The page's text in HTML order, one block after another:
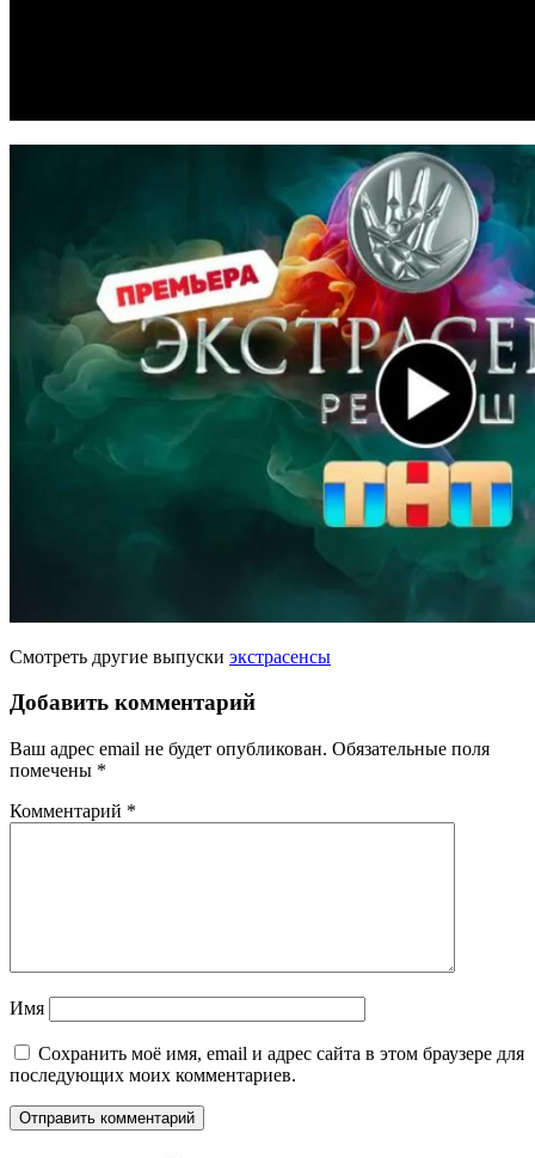
Смотреть другие выпуски экстрасенсы
Добавить комментарий
Ваш адрес email не будет опубликован. Обязательные поля
помечены *
Комментарий *
Имя
Сохранить моё имя, email и адрес сайта в этом браузере для
последующих моих комментариев.